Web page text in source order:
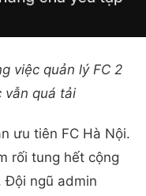
việc quản lý FC 2
vẫn quá tải
ưu tiên FC Hà Nội.
rối tung hết cộng
Đội ngũ admin